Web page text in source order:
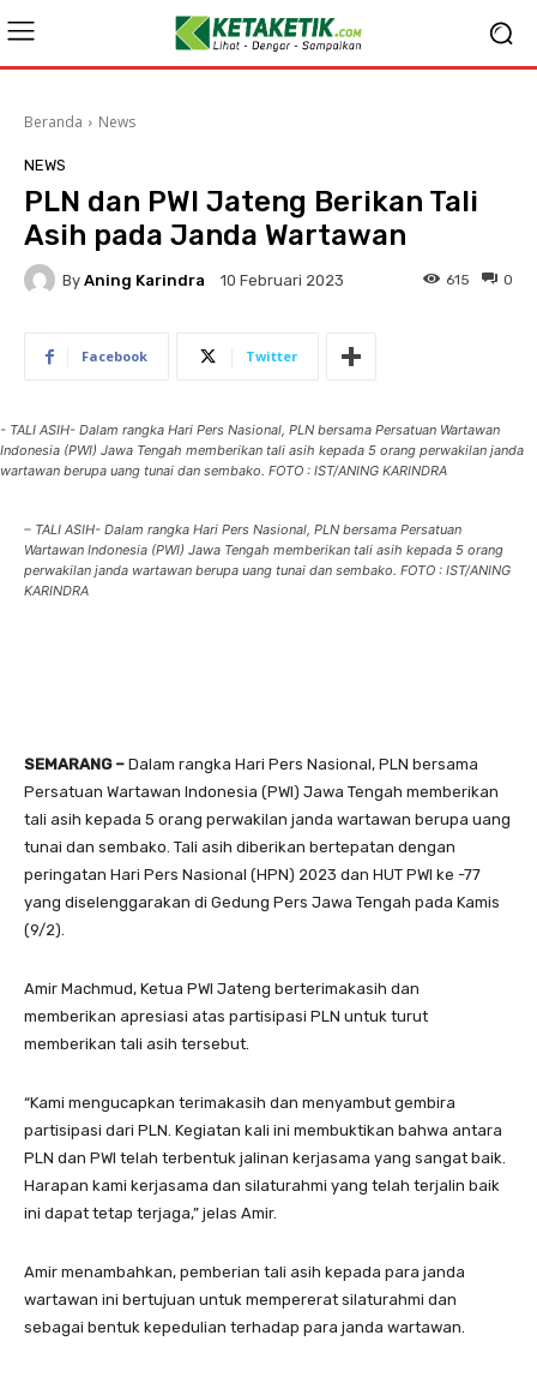
Beranda News
NEWS
PLN dan PWI Jateng Berikan Tali
Asih pada Janda Wartawan
By Aning Karindra 10 Februari 2023 0
615
Facebook Twitter
- TALI ASIH- Dalam rangka Hari Pers Nasional, PLN bersama Persatuan Wartawan
Indonesia (PWI) Jawa Tengah memberikan tali asih kepada 5 orang perwakilan janda
wartawan berupa uang tunai dan sembako. FOTO : IST/ANING KARINDRA
– TALI ASIH- Dalam rangka Hari Pers Nasional, PLN bersama Persatuan
Wartawan Indonesia (PWI) Jawa Tengah memberikan tali asih kepada 5 orang
perwakilan janda wartawan berupa uang tunai dan sembako. FOTO : IST/ANING
KARINDRA
SEMARANG – Dalam rangka Hari Pers Nasional, PLN bersama
Persatuan Wartawan Indonesia (PWI) Jawa Tengah memberikan
tali asih kepada 5 orang perwakilan janda wartawan berupa uang
tunai dan sembako. Tali asih diberikan bertepatan dengan
peringatan Hari Pers Nasional (HPN) 2023 dan HUT PWI ke -77
yang diselenggarakan di Gedung Pers Jawa Tengah pada Kamis
(9/2).
Amir Machmud, Ketua PWI Jateng berterimakasih dan
memberikan apresiasi atas partisipasi PLN untuk turut
memberikan tali asih tersebut.
“Kami mengucapkan terimakasih dan menyambut gembira
partisipasi dari PLN. Kegiatan kali ini membuktikan bahwa antara
PLN dan PWI telah terbentuk jalinan kerjasama yang sangat baik.
Harapan kami kerjasama dan silaturahmi yang telah terjalin baik
ini dapat tetap terjaga,” jelas Amir.
Amir menambahkan, pemberian tali asih kepada para janda
wartawan ini bertujuan untuk mempererat silaturahmi dan
sebagai bentuk kepedulian terhadap para janda wartawan.